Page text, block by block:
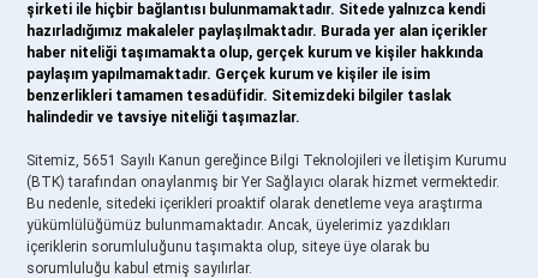
şirketi ile hiçbir bağlantısı bulunmamaktadır. Sitede yalnızca kendi
hazırladığımız makaleler paylaşılmaktadır. Burada yer alan içerikler
haber niteliği taşımamakta olup, gerçek kurum ve kişiler hakkında
paylaşım yapılmamaktadır. Gerçek kurum ve kişiler ile isim
benzerlikleri tamamen tesadüfidir. Sitemizdeki bilgiler taslak
halindedir ve tavsiye niteliği taşımazlar.
Sitemiz, 5651 Sayılı Kanun gereğince Bilgi Teknolojileri ve İletişim Kurumu
(BTK) tarafından onaylanmış bir Yer Sağlayıcı olarak hizmet vermektedir.
Bu nedenle, sitedeki içerikleri proaktif olarak denetleme veya araştırma
yükümlülüğümüz bulunmamaktadır. Ancak, üyelerimiz yazdıkları
içeriklerin sorumluluğunu taşımakta olup, siteye üye olarak bu
sorumluluğu kabul etmiş sayılırlar.